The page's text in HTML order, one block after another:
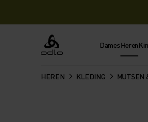
Odlo DamesHeren
HEREN KLEDING MUTSEN